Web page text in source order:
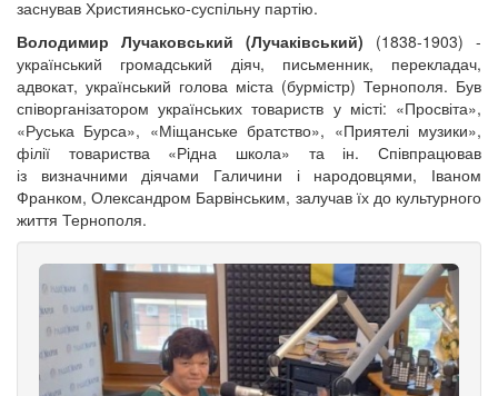
заснував Християнсько-суспільну партію.
Володимир Лучаковський (Лучаківський) (1838-1903) -
український громадський діяч, письменник, перекладач,
адвокат, український голова міста (бурмістр) Тернополя. Був
співорганізатором українських товариств у місті: «Просвіта»,
«Руська Бурса», «Міщанське братство», «Приятелі музики»,
філії товариства «Рідна школа» та ін. Співпрацював
із визначними діячами Галичини і народовцями, Іваном
Франком, Олександром Барвінським, залучав їх до культурного
життя Тернополя.